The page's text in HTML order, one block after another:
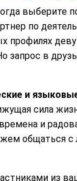
выберите
по
в
и
сила
и
общаться
из